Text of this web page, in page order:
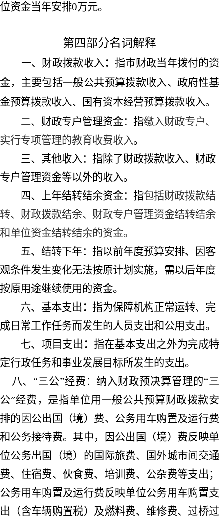
位资金当年安排0万元。
第四部分名词解释
一、财政拨款收入： 指市财政当年拨付的资
金，主要包括一般公共预算拨款收入、政府性基
金预算拨款收入、国有资本经营预算拨款收入。
二、财政专户管理资金： 指缴入财政专户、
实行专项管理的教育收费收入。
三、其他收入： 指除了财政拨款收入、财政
专户管理资金等以外的收入。
四、上年结转结余资金： 指包括财政拨款结
转、财政拨款结余、财政专户管理资金结转结余
和单位资金结转结余的资金。
五、结转下年： 指以前年度预算安排、因客
观条件发生变化无法按原计划实施，需以后年度
按原用途继续使用的资金。
六、基本支出 ： 指为保障机构正常运转、完
成日常工作任务而发生的人员支出和公用支出。
七、项目支出 ： 指在基本支出之外为完成特
定行政任务和事业发展目标所发生的支出。
八、 “三公”经费： 纳入财政预决算管理的“三
公”经费，是指单位用 一般公共预算财政拨款安
排的因公出国（境）费、公务用车购置及运行费
和公务接待费。其中，因公出国（境）费反映单
位公务出国（境）的国际旅费、国外城市间交通
费、住宿费、伙食费、培训费、公杂费等支出；
公务用车购置及运行费反映单位公务用车购置支
出（含车辆购置税）及燃料费、维修费、过桥过